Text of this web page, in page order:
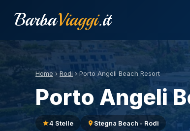
BarbaViaggi.it
Home › Rodi ›Porto Angeli Beach Resort
Porto Angeli
4 Stelle Stegna Beach - Rodi